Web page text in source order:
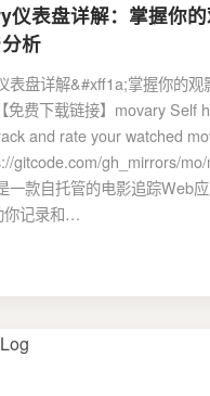
仪表盘详解：掌握你
析
表盘详解&#xff1a;掌握你的观
免费下载链接】movary Self
and rate your watched
gitcode.com/gh_mirrors/
一款自托管的电影追踪Web
你记录和…